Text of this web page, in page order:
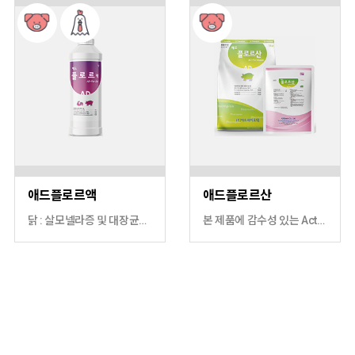
애드플로르액
닭 : 살모넬라증 및 대장균증 치료 돼지 : 흉막폐렴, 파스튜렐라성 폐렴, 마이코플라즈마성 폐렴 등 호흡기 질병과 살모넬라증, 연쇄상구균증의 치료
애드플로르산
본 제품에 감수성 있는 Actibacillus pleuropneumoniae균의 아래 질병에 대한 예방 및 치료 돼지 : 흉막폐렴